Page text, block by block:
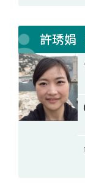
許琇娟